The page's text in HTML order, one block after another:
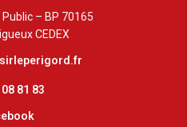
– BP 70165
CEDEX
81 83